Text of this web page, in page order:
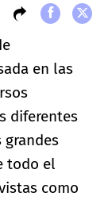
en las
diferentes
grandes
todo el
como